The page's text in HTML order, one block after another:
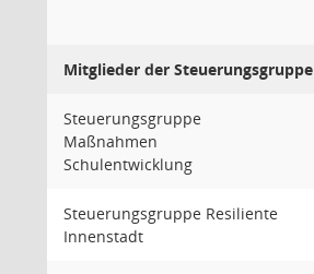
Mitglieder der Steuerungsgruppe
Steuerungsgruppe
Maßnahmen
Schulentwicklung
Steuerungsgruppe Resiliente
Innenstadt